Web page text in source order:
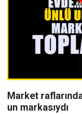
Market
un markasıydı